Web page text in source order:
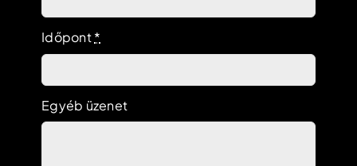
Időpont*
Egyéb üzenet